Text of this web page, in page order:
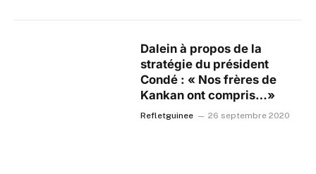
Dalein à propos de la
stratégie du président
Condé : « Nos frères de
Kankan ont compris…»
Refletguinee 26 septembre 2020